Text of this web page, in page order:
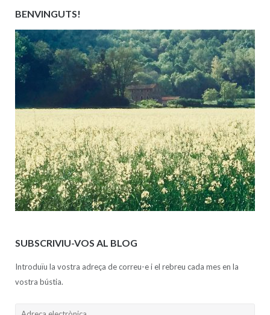
BENVINGUTS!
SUBSCRIVIU-VOS AL BLOG
Introduïu la vostra adreça de correu-e i el rebreu cada mes en la
vostra bústia.
Adreça